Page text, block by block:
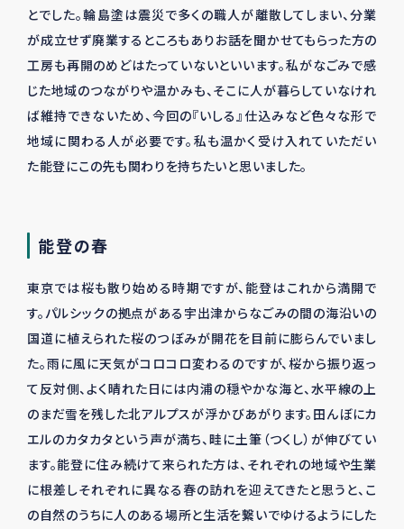
とでした。輪島塗は震災で多くの職人が離散してしまい、分業
が成立せず廃業するところもありお話を聞かせてもらった方の
工房も再開のめどはたっていないといいます。私がなごみで感
じた地域のつながりや温かみも、そこに人が暮らしていなけれ
ば維持できないため、今回の『いしる』仕込みなど色々な形で
地域に関わる人が必要です。私も温かく受け入れていただい
た能登にこの先も関わりを持ちたいと思いました。
能登の春
東京では桜も散り始める時期ですが、能登はこれから満開で
す。パルシックの拠点がある宇出津からなごみの間の海沿いの
国道に植えられた桜のつぼみが開花を目前に膨らんでいまし
た。雨に風に天気がコロコロ変わるのですが、桜から振り返っ
て反対側、よく晴れた日には内浦の穏やかな海と、水平線の上
のまだ雪を残した北アルプスが浮かびあがります。田んぼにカ
エルのカタカタという声が満ち、畦に土筆（つくし）が伸びてい
ます。能登に住み続けて来られた方は、それぞれの地域や生業
に根差しそれぞれに異なる春の訪れを迎えてきたと思うと、こ
の自然のうちに人のある場所と生活を繋いでゆけるようにした